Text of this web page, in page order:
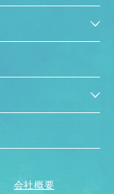
会社概要